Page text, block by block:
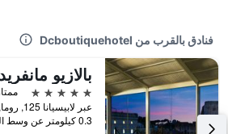
فنادق بالقرب من Dcboutiquehotel
بالازيو
5 نجوم
ممتاز
عبر لابيسيانا 125, روما, إيطاليا
0.3 كيلومتر عن وسط المدينة